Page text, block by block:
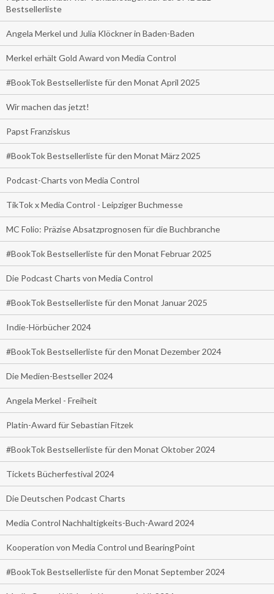
Bestsellerliste
Angela Merkel und Julia Klöckner in Baden-Baden
Merkel erhält Gold Award von Media Control
#BookTok Bestsellerliste für den Monat April 2025
Wir machen das jetzt!
Papst Franziskus
#BookTok Bestsellerliste für den Monat März 2025
Podcast-Charts von Media Control
TikTok x Media Control - Leipziger Buchmesse
MC Folio: Präzise Absatzprognosen für die Buchbranche
#BookTok Bestsellerliste für den Monat Februar 2025
Die Podcast Charts von Media Control
#BookTok Bestsellerliste für den Monat Januar 2025
Indie-Hörbücher 2024
#BookTok Bestsellerliste für den Monat Dezember 2024
Die Medien-Bestseller 2024
Angela Merkel - Freiheit
Platin-Award für Sebastian Fitzek
#BookTok Bestsellerliste für den Monat Oktober 2024
Tickets Bücherfestival 2024
Die Deutschen Podcast Charts
Media Control Nachhaltigkeits-Buch-Award 2024
Kooperation von Media Control und BearingPoint
#BookTok Bestsellerliste für den Monat September 2024